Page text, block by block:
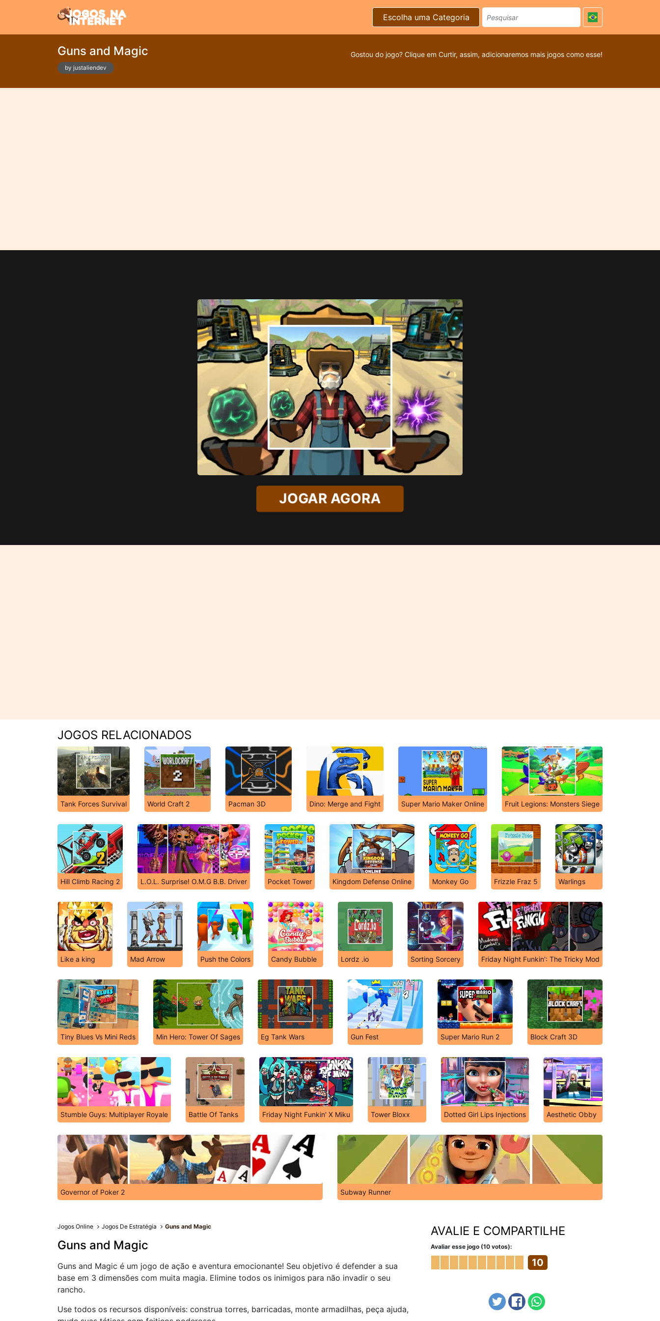
Escolha uma Categoria
Guns and Magic
by justaliendev
Gostou do jogo? Clique em Curtir, assim, adicionaremos mais jogos como esse!
JOGAR AGORA
JOGOS RELACIONADOS
Tank Forces Survival World Craft 2 Pacman 3D Dino: Merge and Fight Super Mario Maker Online Fruit Legions: Monsters Siege
Hill Climb Racing 2 L.O.L. Surprise! O.M.G B.B. Driver Pocket Tower Kingdom Defense Online Monkey Go Frizzle Fraz 5 Warlings
Like a king Mad Arrow Push the Colors Candy Bubble Lordz .io Sorting Sorcery Friday Night Funkin': The Tricky Mod
Tiny Blues Vs Mini Reds Min Hero: Tower Of Sages Eg Tank Wars Gun Fest Super Mario Run 2 Block Craft 3D
Stumble Guys: Multiplayer Royale Battle Of Tanks Friday Night Funkin' X Miku Tower Bloxx Dotted Girl Lips Injections Aesthetic Obby
Governor of Poker 2 Subway Runner
Jogos Online Jogos De Estratégia Guns and Magic
Guns and Magic
Guns and Magic é um jogo de ação e aventura emocionante! Seu objetivo é defender a sua
base em 3 dimensões com muita magia. Elimine todos os inimigos para não invadir o seu
rancho.
Use todos os recursos disponíveis: construa torres, barricadas, monte armadilhas, peça ajuda,
AVALIE E COMPARTILHE
Avaliar esse jogo (10 votos):
10